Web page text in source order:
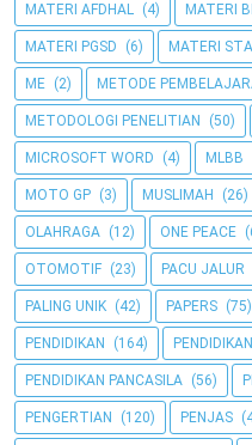
MATERI AFDHAL (4) MATERI
MATERI PGSD (6) MATERI
ME (2) METODE
METODOLOGI PENELITIAN (50)
MICROSOFT WORD (4) MLBB
MOTO GP (3) MUSLIMAH (26)
OLAHRAGA (12) ONE PEACE
OTOMOTIF (23) PACU JALUR
PALING UNIK (42) PAPERS (75)
PENDIDIKAN (164)
PENDIDIKAN PANCASILA (56)
PENGERTIAN (120) PENJAS